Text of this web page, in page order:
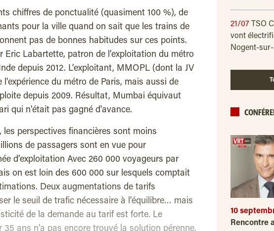
chiffres de ponctualité (quasiment 100 %), de
pour la ville quand on sait que les trains de
pas de bonnes habitudes sur ces points.
Labartette, patron de l’exploitation du métro
depuis 2012. L’exploitant, MMOPL (dont la JV
du métro de Paris, mais aussi de
depuis 2009. Résultat, Mumbai équivaut
qui n'était pas gagné d'avance.
perspectives financières sont moins
de passagers sont en vue pour
d’exploitation Avec 260 000 voyageurs par
on est loin des 600 000 sur lesquels comptait
Deux augmentations de tarifs
le seuil de trafic nécessaire à l’équilibre… mais
de la demande au tarif est forte. Le
ans n’a pas encore trouvé la solution pérenne.
21/07
TSO
vont
Nogent-
10
Rencontre